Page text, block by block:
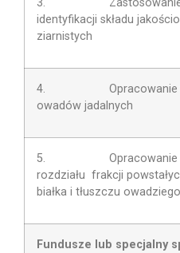
3. Zastosowanie
identyfikacji składu
ziarnistych
4. Opracowanie
owadów jadalnych
5. Opracowanie linii
rozdziału frakcji
białka i tłuszczu owadziego
Fundusze lub specjalny